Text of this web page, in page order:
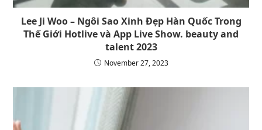
Lee Ji Woo – Ngôi Sao Xinh Đẹp Hàn Quốc Trong
Thế Giới Hotlive và App Live Show. beauty and
talent 2023
November 27, 2023